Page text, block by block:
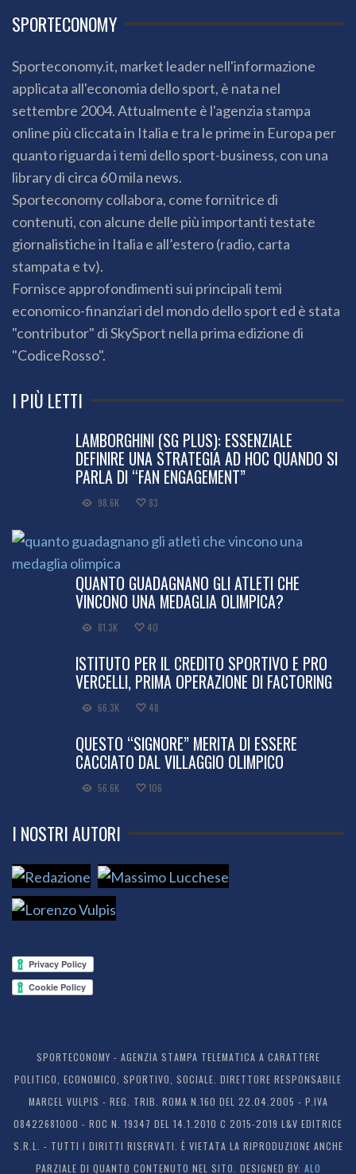
SPORTECONOMY
Sporteconomy.it, market leader nell'informazione
applicata all'economia dello sport, è nata nel
settembre 2004. Attualmente è l'agenzia stampa
online più cliccata in Italia e tra le prime in Europa per
quanto riguarda i temi dello sport-business, con una
library di circa 60 mila news.
Sporteconomy collabora, come fornitrice di
contenuti, con alcune delle più importanti testate
giornalistiche in Italia e all’estero (radio, carta
stampata e tv).
Fornisce approfondimenti sui principali temi
economico-finanziari del mondo dello sport ed è stata
"contributor" di SkySport nella prima edizione di
"CodiceRosso".
I PIÙ LETTI
LAMBORGHINI (SG PLUS): ESSENZIALE
DEFINIRE UNA STRATEGIA AD HOC QUANDO SI
PARLA DI “FAN ENGAGEMENT”
98.6K 83
QUANTO GUADAGNANO GLI ATLETI CHE
VINCONO UNA MEDAGLIA OLIMPICA?
81.3K 40
ISTITUTO PER IL CREDITO SPORTIVO E PRO
VERCELLI, PRIMA OPERAZIONE DI FACTORING
66.3K 48
QUESTO “SIGNORE” MERITA DI ESSERE
CACCIATO DAL VILLAGGIO OLIMPICO
56.6K 106
I NOSTRI AUTORI
SPORTECONOMY - AGENZIA STAMPA TELEMATICA A CARATTERE
POLITICO, ECONOMICO, SPORTIVO, SOCIALE. DIRETTORE RESPONSABILE
MARCEL VULPIS - REG. TRIB. ROMA N.160 DEL 22.04.2005 - P.IVA
08422681000 - ROC N. 19347 DEL 14.1.2010 C 2015-2019 L&V EDITRICE
S.R.L. - TUTTI I DIRITTI RISERVATI. È VIETATA LA RIPRODUZIONE ANCHE
PARZIALE DI QUANTO CONTENUTO NEL SITO. DESIGNED BY: ALO